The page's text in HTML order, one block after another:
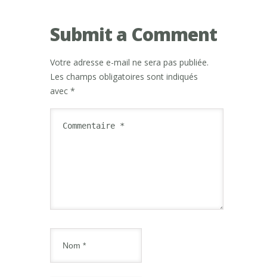
Submit a Comment
Votre adresse e-mail ne sera pas publiée.
Les champs obligatoires sont indiqués
avec *